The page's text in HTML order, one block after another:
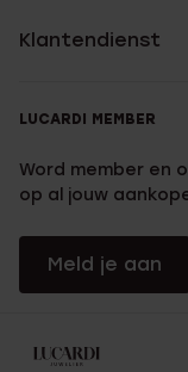
Klantendienst
LUCARDI MEMBER
Word member en
op al jouw
Meld je aan